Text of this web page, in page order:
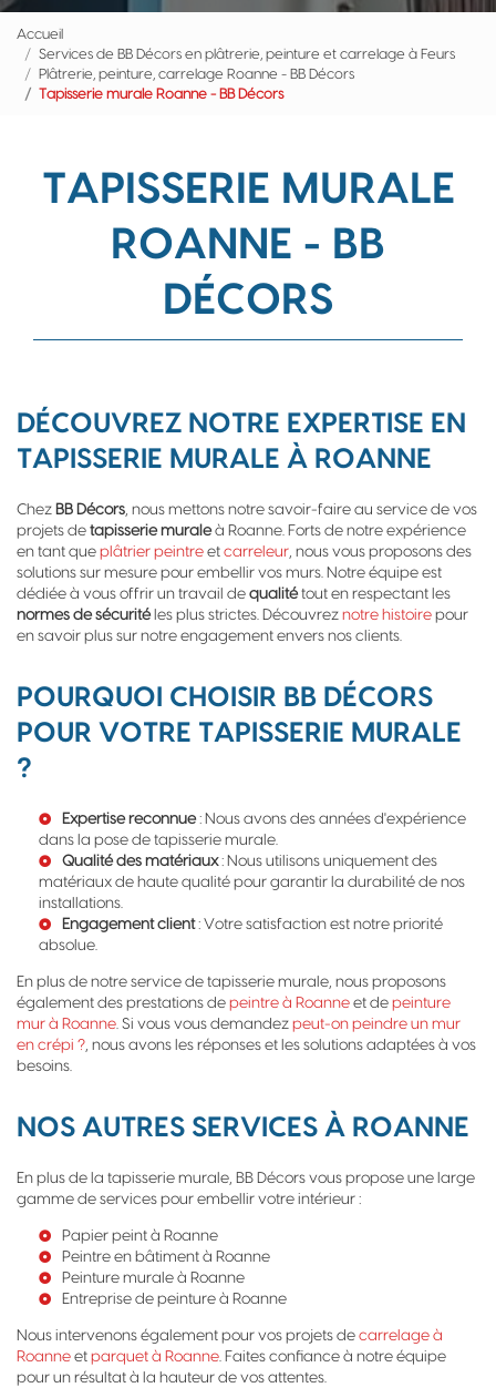
Accueil
Services de BB Décors en plâtrerie, peinture et carrelage à Feurs
Plâtrerie, peinture, carrelage Roanne - BB Décors
Tapisserie murale Roanne - BB Décors
TAPISSERIE MURALE
ROANNE - BB
DÉCORS
DÉCOUVREZ NOTRE EXPERTISE EN
TAPISSERIE MURALE À ROANNE
Chez BB Décors, nous mettons notre savoir-faire au service de vos
projets de tapisserie muraleà Roanne. Forts de notre expérience
en tant que plâtrier peintre et carreleur, nous vous proposons des
solutions sur mesure pour embellir vos murs. Notre équipe est
dédiée à vous offrir un travail de qualitétout en respectant les
normes de sécuritéles plus strictes. Découvrez notre histoire pour
en savoir plus sur notre engagement envers nos clients.
POURQUOI CHOISIR BB DÉCORS
POUR VOTRE TAPISSERIE MURALE
?
Expertise reconnue: Nous avons des années d'expérience
dans la pose de tapisserie murale.
Qualité des matériaux: Nous utilisons uniquement des
matériaux de haute qualité pour garantir la durabilité de nos
installations.
Engagement client: Votre satisfaction est notre priorité
absolue.
En plus de notre service de tapisserie murale, nous proposons
également des prestations de peintre à Roanne et de peinture
mur à Roanne. Si vous vous demandez peut-on peindre un mur
en crépi ?, nous avons les réponses et les solutions adaptées à vos
besoins.
NOS AUTRES SERVICES À ROANNE
En plus de la tapisserie murale, BB Décors vous propose une large
gamme de services pour embellir votre intérieur :
Papier peint à Roanne
Peintre en bâtiment à Roanne
Peinture murale à Roanne
Entreprise de peinture à Roanne
Nous intervenons également pour vos projets de carrelage à
Roanne et parquet à Roanne. Faites confiance à notre équipe
pour un résultat à la hauteur de vos attentes.